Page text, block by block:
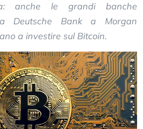
anche le grandi banche
Deutsche Bank a Morgan
a investire sul Bitcoin.